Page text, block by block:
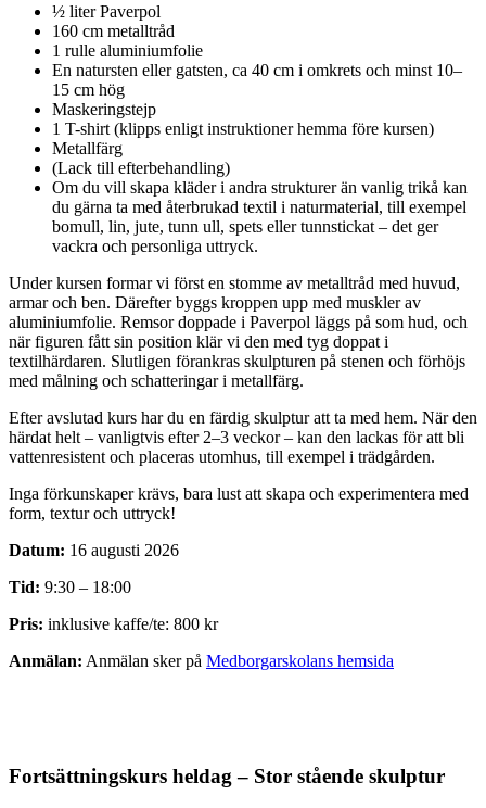
½ liter Paverpol
160 cm metalltråd
1 rulle aluminiumfolie
En natursten eller gatsten, ca 40 cm i omkrets och minst 10–
15 cm hög
Maskeringstejp
1 T-shirt (klipps enligt instruktioner hemma före kursen)
Metallfärg
(Lack till efterbehandling)
Om du vill skapa kläder i andra strukturer än vanlig trikå kan
du gärna ta med återbrukad textil i naturmaterial, till exempel
bomull, lin, jute, tunn ull, spets eller tunnstickat – det ger
vackra och personliga uttryck.
Under kursen formar vi först en stomme av metalltråd med huvud,
armar och ben. Därefter byggs kroppen upp med muskler av
aluminiumfolie. Remsor doppade i Paverpol läggs på som hud, och
när figuren fått sin position klär vi den med tyg doppat i
textilhärdaren. Slutligen förankras skulpturen på stenen och förhöjs
med målning och schatteringar i metallfärg.
Efter avslutad kurs har du en färdig skulptur att ta med hem. När den
härdat helt – vanligtvis efter 2–3 veckor – kan den lackas för att bli
vattenresistent och placeras utomhus, till exempel i trädgården.
Inga förkunskaper krävs, bara lust att skapa och experimentera med
form, textur och uttryck!
Datum: 16 augusti 2026
Tid: 9:30 – 18:00
Pris: inklusive kaffe/te: 800 kr
Anmälan: Anmälan sker på Medborgarskolans hemsida
Fortsättningskurs heldag – Stor stående skulptur